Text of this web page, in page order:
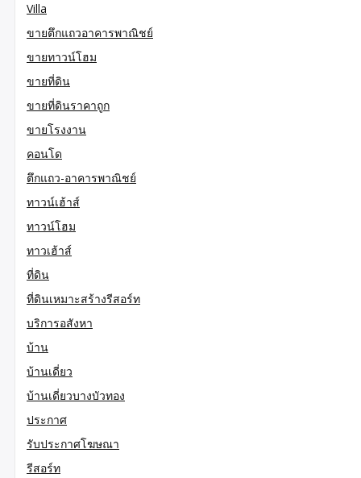
Villa
ขายตึกแถวอาคารพาณิชย์
ขายทาวน์โฮม
ขายที่ดิน
ขายที่ดินราคาถูก
ขายโรงงาน
คอนโด
ตึกแถว-อาคารพาณิชย์
ทาวน์เฮ้าส์
ทาวน์โฮม
ทาวเฮ้าส์
ที่ดิน
ที่ดินเหมาะสร้างรีสอร์ท
บริการอสังหา
บ้าน
บ้านเดี่ยว
บ้านเดี่ยวบางบัวทอง
ประกาศ
รับประกาศโฆษณา
รีสอร์ท